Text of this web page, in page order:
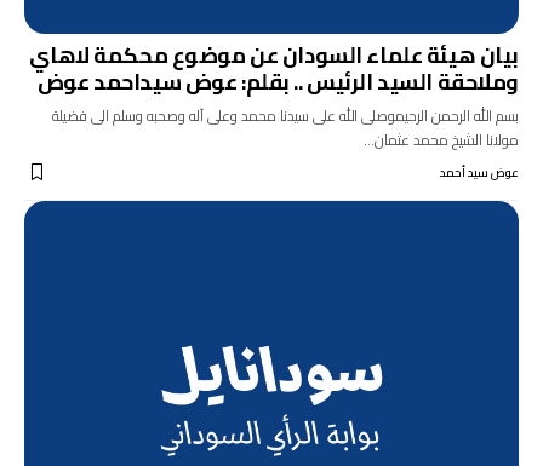
بيان هيئة علماء السودان عن موضوع محكمة لاهاي
وملاحقة السيد الرئيس .. بقلم: عوض سيداحمد عوض
بسم الله الرحمن الرحيموصلى الله على سيدنا محمد وعلى آله وصحبه وسلم الى فضيلة
مولانا الشيخ محمد عثمان…
عوض سيد أحمد